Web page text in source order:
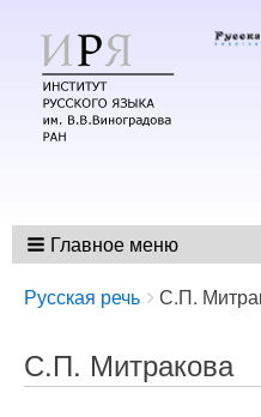
Главное меню
Breadcrumbs
You
here:
Русская речь С.П.
С.П. Митракова